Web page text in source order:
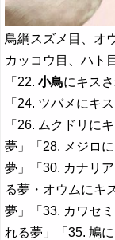
鳥綱スズメ目、オ
カッコウ目、ハト
「22.小鳥にキス
「24. ツバメにキ
「26. ムクドリに
夢」「28. メジロ
夢」「30. カナリ
る夢・オウムにキ
夢」「33. カワセ
れる夢」「35. 鳩